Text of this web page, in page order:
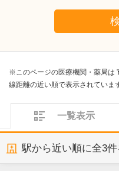
※このページの医療機関・薬局は
線距離の近い順で表示されていま
一覧表示
駅から近い順に全3